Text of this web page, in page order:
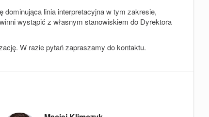
linia interpretacyjna w tym zakresie,
wystąpić z własnym stanowiskiem do Dyrektora
W razie pytań zapraszamy do kontaktu.